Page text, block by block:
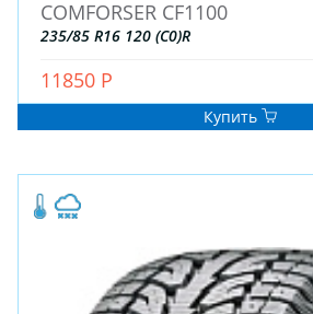
COMFORSER CF1100
235/85 R16 120 (C0)R
11850 Р
Купить